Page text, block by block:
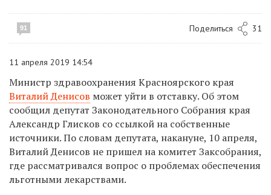
91 Поделиться 31
11 апреля 2019 14:54
Министр здравоохранения Красноярского края
Виталий Денисов может уйти в отставку. Об этом
сообщил депутат Законодательного Собрания края
Александр Глисков со ссылкой на собственные
источники. По словам депутата, накануне, 10 апреля,
Виталий Денисов не пришел на комитет Заксобрания,
где рассматривался вопрос о проблемах обеспечения
льготными лекарствами.